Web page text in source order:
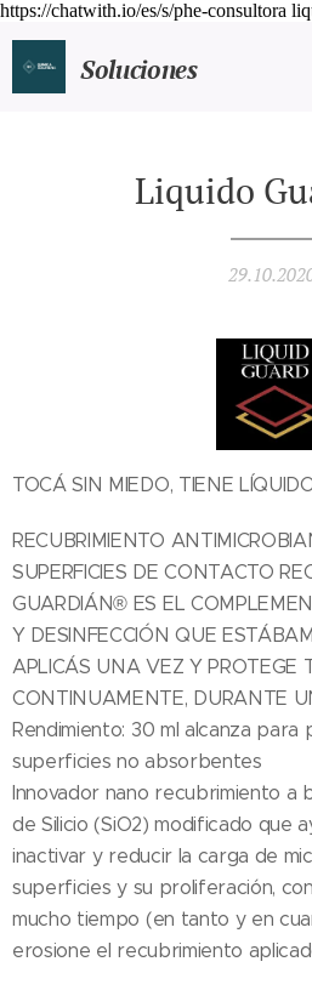
https://chatwith.io/es/s/phe-consultora
Soluciones
Liquido
TOCÁ SIN MIEDO, TIENE
RECUBRIMIENTO
SUPERFICIES DE CONTACTO
GUARDIÁN® ES EL
Y DESINFECCIÓN QUE
APLICÁS UNA VEZ Y PROTEGE
CONTINUAMENTE, DURANTE
Rendimiento: 30 ml alcanza
superficies no absorbentes
Innovador nano recubrimiento a
de Silicio (SiO2) modificado que
inactivar y reducir la carga de
superficies y su proliferación,
mucho tiempo (en tanto y en
erosione el recubrimiento